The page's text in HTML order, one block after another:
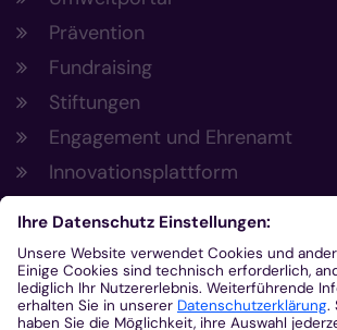
Prävention
Fundraising
Stiftungen
Engagement und Ehrenamt
Innovationsplattform
Aus der Plattform
Nachrichten
Veranstaltungen